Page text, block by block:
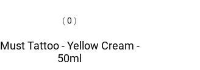
(0 )
Must Tattoo - Yellow Cream -
50ml